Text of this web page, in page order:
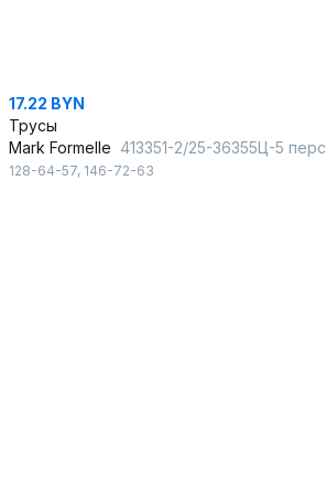
17.22 BYN
Трусы
Mark Formelle 413351-2/25-36355Ц-5
128-64-57, 146-72-63